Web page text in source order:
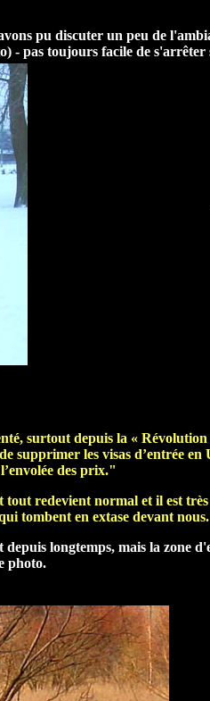
pu discuter un peu de
- pas toujours facile de s'arrêter
surtout depuis la «
les visas d’entrée
des prix."
redevient normal et il est
tombent en extase devant
longtemps, mais la zone
photo.